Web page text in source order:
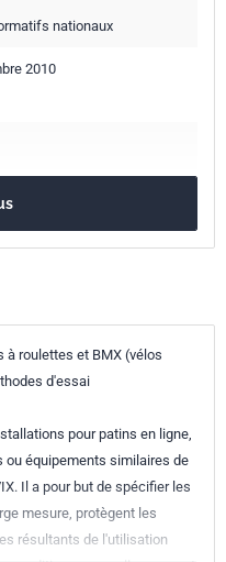
nationaux
2010
2010
roulettes et BMX (vélos
d'essai
pour patins en ligne,
ou équipements similaires de
Il a pour but de spécifier les
mesure, protègent les
résultants de l'utilisation